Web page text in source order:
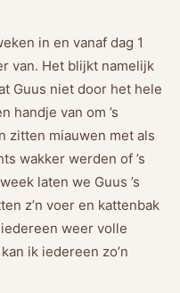
in en vanaf dag 1
van. Het blijkt namelijk
Guus niet door het hele
handje van om ’s
zitten miauwen met als
wakker werden of ’s
laten we Guus ’s
z’n voer en kattenbak
weer volle
ik iedereen zo’n